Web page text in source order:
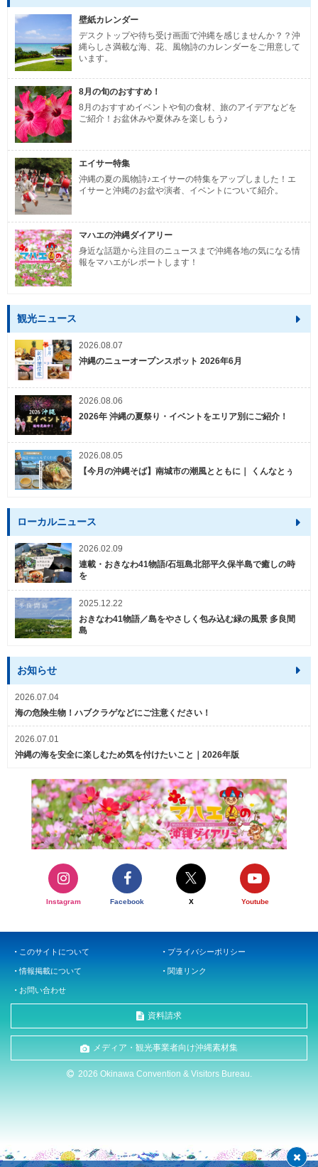
壁紙カレンダー
デスクトップや待ち受け画面で沖縄を感じませんか？？沖
縄らしさ満載な海、花、風物詩のカレンダーをご用意して
います。
8月の旬のおすすめ！
8月のおすすめイベントや旬の食材、旅のアイデアなどを
ご紹介！お盆休みや夏休みを楽しもう♪
エイサー特集
沖縄の夏の風物詩♪エイサーの特集をアップしました！エ
イサーと沖縄のお盆や演者、イベントについて紹介。
マハエの沖縄ダイアリー
身近な話題から注目のニュースまで沖縄各地の気になる情
報をマハエがレポートします！
観光ニュース
2026.08.07
沖縄のニューオープンスポット 2026年6月
2026.08.06
2026年 沖縄の夏祭り・イベントをエリア別にご紹介！
2026.08.05
【今月の沖縄そば】南城市の潮風とともに｜ くんなとぅ
ローカルニュース
2026.02.09
連載・おきなわ41物語/石垣島北部平久保半島で癒しの時
を
2025.12.22
おきなわ41物語／島をやさしく包み込む緑の風景 多良間
島
お知らせ
2026.07.04
海の危険生物！ハブクラゲなどにご注意ください！
2026.07.01
沖縄の海を安全に楽しむため気を付けたいこと｜2026年版
Instagram Facebook X Youtube
このサイトについて プライバシーポリシー
情報掲載について 関連リンク
お問い合わせ
資料請求
メディア・観光事業者向け沖縄素材集
2026 Okinawa Convention & Visitors Bureau.